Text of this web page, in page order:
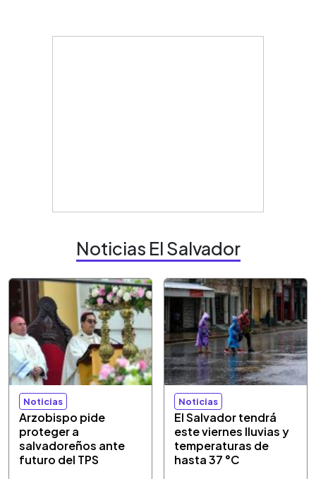
Noticias El Salvador
Noticias
Arzobispo pide
proteger a
salvadoreños ante
futuro del TPS
Noticias
El Salvador tendrá
este viernes lluvias y
temperaturas de
hasta 37 °C